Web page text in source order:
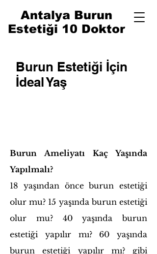
Antalya Burun
Estetiği 10 Doktor
Burun Estetiği İçin
İdeal Yaş
Burun Ameliyatı Kaç Yaşında
Yapılmalı?
18 yaşından önce burun estetiği
olur mu? 15 yaşında burun estetiği
olur mu? 40 yaşında burun
estetiği yapılır mı? 60 yaşında
burun estetiği yapılır mı? gibi